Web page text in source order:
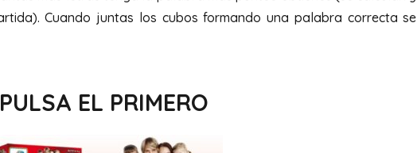
Cuando juntas los cubos formando una palabra correcta se
PULSA EL PRIMERO